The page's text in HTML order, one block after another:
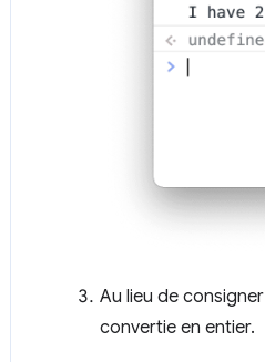
Au lieu de consigner
convertie en entier.